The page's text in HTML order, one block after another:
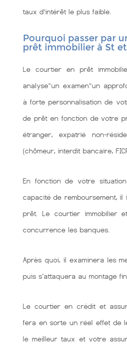
taux d’intérêt le plus faible.
Pourquoi passer par
prêt immobilier à St
Le courtier en prêt
analyse~un examen~un
à forte personnalisation de
de prêt en fonction de votre
étranger, expatrié non-
(chômeur, interdit bancaire,
En fonction de votre
capacité de remboursement, il
prêt. Le courtier immobilier
concurrence les banques.
Après quoi, il examinera les
puis s'attaquera au montage
Le courtier en crédit et
fera en sorte un réel effet de
le meilleur taux et votre